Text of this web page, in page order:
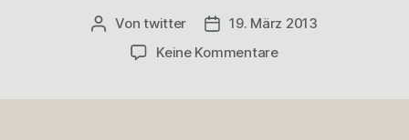
Beitragsautor
Vontwitter Veröffentlichungsdatum
19. März 2013
Keine Kommentarezu